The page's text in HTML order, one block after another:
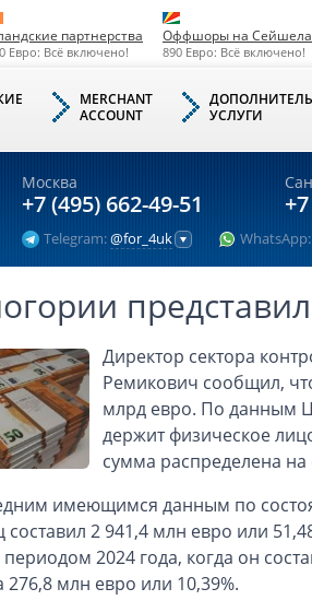
партнерства
Евро: Всё включено!
Оффшоры на
890 Евро: Всё включено!
MERCHANT
ACCOUNT
УСЛУГИ
Москва
+7 (495) 662-49-51
Telegram:@for_4uk WhatsApp:
Директор сектора
Ремикович сообщил,
млрд евро. По данным
держит физическое
сумма распределена на
имеющимся данным по
составил 2 941,4 млн евро или
2024 года, когда он
276,8 млн евро или 10,39%.